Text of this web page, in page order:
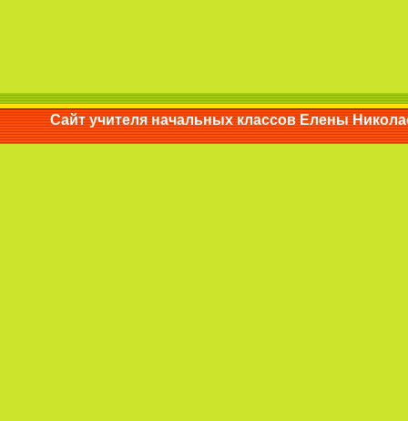
Сайт учителя начальных классов Елены